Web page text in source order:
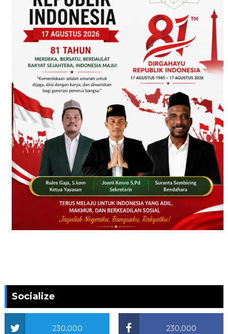
Socialize
230,000
230,000